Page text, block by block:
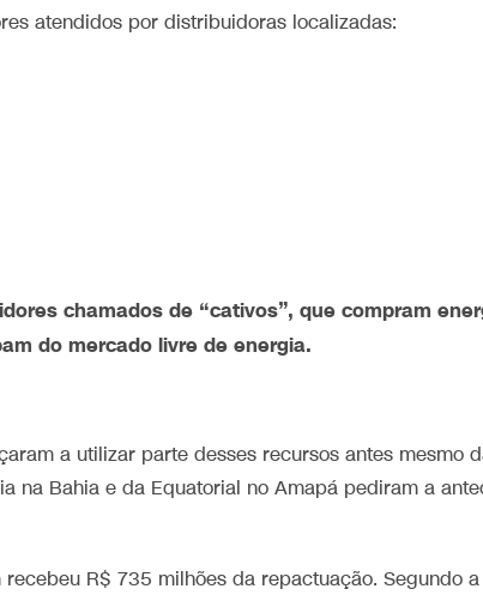
atendidos por distribuidoras localizadas:
chamados de “cativos”, que compram
do mercado livre de energia.
a utilizar parte desses recursos antes mesmo
na Bahia e da Equatorial no Amapá pediram a
R$ 735 milhões da repactuação. Segundo